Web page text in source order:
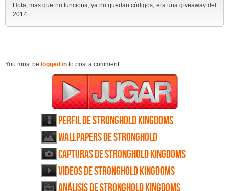
Hola, mas que no funciona, ya no quedan códigos, era una giveaway del
2014
You must be logged in to post a comment.
Perfil de Stronghold Kingdoms
Wallpapers de Stronghold
Kingdoms
Capturas de Stronghold Kingdoms
Videos de Stronghold Kingdoms